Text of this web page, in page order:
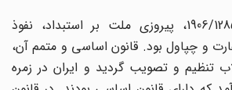
انقلاب مشروطیت 1906/1285، پیروزی ملت بر استبداد، نفوذ
و چپاول بود. قانون اساسی و متمم آن،
و تصویب گردید و ایران در زمره